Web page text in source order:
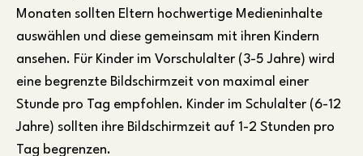
Monaten sollten Eltern hochwertige Medieninhalte
auswählen und diese gemeinsam mit ihren Kindern
ansehen. Für Kinder im Vorschulalter (3-5 Jahre) wird
eine begrenzte Bildschirmzeit von maximal einer
Stunde pro Tag empfohlen. Kinder im Schulalter (6-12
Jahre) sollten ihre Bildschirmzeit auf 1-2 Stunden pro
Tag begrenzen.